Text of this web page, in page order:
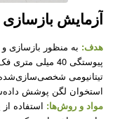
آزمایش
هدف: به منظور بازسازی
پیوستگی 40
تیتانیومی
استخوان لگن پوشش
مواد و روش­‌ها: استفاده